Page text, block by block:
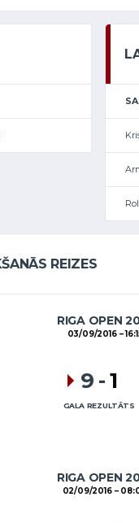
REIZES
RIGA OPEN
03/09/2016
9 -1
GALA REZULTĀTS
RIGA OPEN
02/09/2016